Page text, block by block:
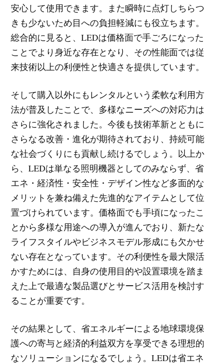
安心して使用できます。また瞬時に点灯しちらつ
きも少ないため目への負担軽減にも役立ちます。
総合的に見ると、LEDは価格面で手ごろになった
ことでより身近な存在となり、その性能面では従
来技術以上の利便性と快適さを提供しています。
そして購入以外にもレンタルという柔軟な利用方
法が普及したことで、多様なニーズへの対応力は
さらに強化されました。今後も技術革新とともに
さらなる改善・進化が期待されており、持続可能
な社会づくりにも貢献し続けるでしょう。以上か
ら、LEDは単なる照明機器としてのみならず、省
エネ・経済性・安全性・デザイン性など多面的な
メリットを兼ね備えた先進的なアイテムとして位
置づけられています。価格面でも手頃になったこ
とから多様な用途への導入が進んでおり、新たな
ライフスタイルやビジネスモデル形成にも欠かせ
ない存在となっています。その利便性を最大限活
かすためには、自身の使用目的や設置環境を踏ま
えた上で最適な製品選びとサービス活用を検討す
ることが重要です。
その結果として、省エネルギーによる地球環境保
護への寄与と経済的利益双方を享受できる理想的
なソリューションになるでしょう。LEDは省エネ